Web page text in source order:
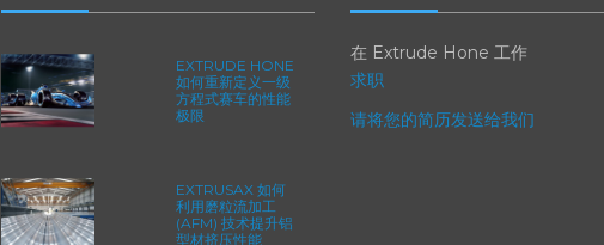
最新动态
EXTRUDE HONE
如何重新定义一级
EXTRUSAX 如何
利用磨粒流加工
职业生涯
在 Extrude Hone 工作
求职